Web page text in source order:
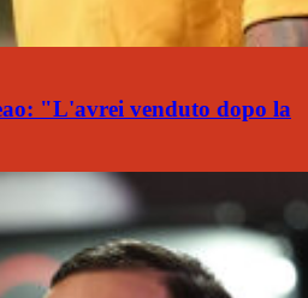
"L'avrei venduto dopo la